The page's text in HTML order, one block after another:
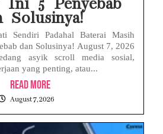
Ini 5 Penyebab
Solusinya!
Sendiri Padahal Baterai Masih
dan Solusinya! August 7, 2026
asyik scroll media sosial,
yang penting, atau...
Read More
August 7, 2026